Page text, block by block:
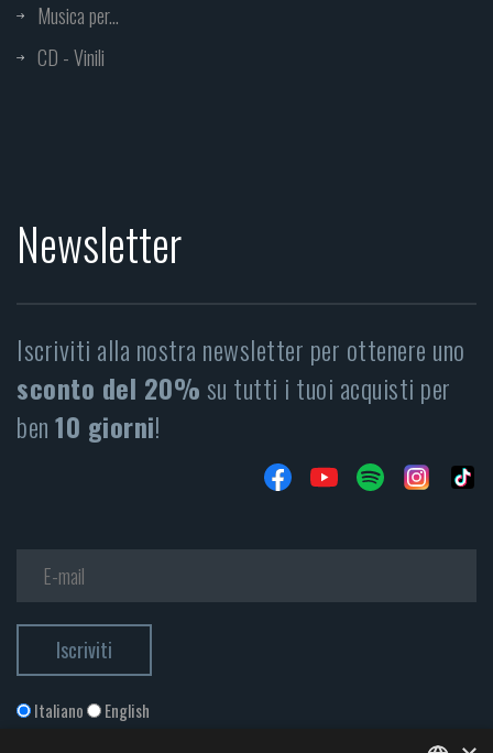
Musica per...
CD - Vinili
Newsletter
Iscriviti alla nostra newsletter per ottenere uno
sconto del 20%su tutti i tuoi acquisti per
ben10 giorni!
Italiano English